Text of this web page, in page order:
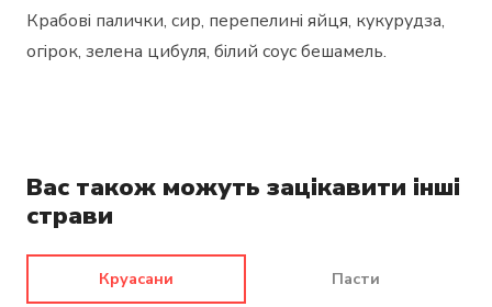
Крабові палички, сир, перепелині яйця, кукурудза,
огірок, зелена цибуля, білий соус бешамель.
Вас також можуть зацікавити інші
страви
Круасани Пасти